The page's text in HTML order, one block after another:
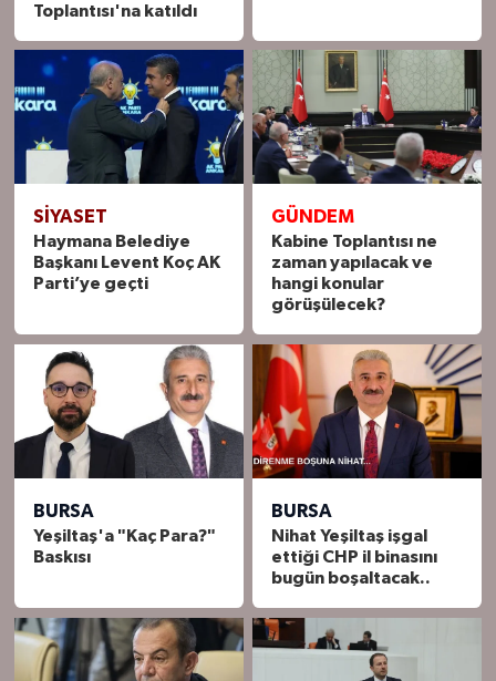
Toplantısı'na katıldı
SIYASET
Haymana Belediye
Başkanı Levent Koç AK
Parti’ye geçti
GÜNDEM
Kabine Toplantısı ne
zaman yapılacak ve
hangi konular
görüşülecek?
BURSA
Yeşiltaş'a "Kaç Para?"
Baskısı
BURSA
Nihat Yeşiltaş işgal
ettiği CHP il binasını
bugün boşaltacak..